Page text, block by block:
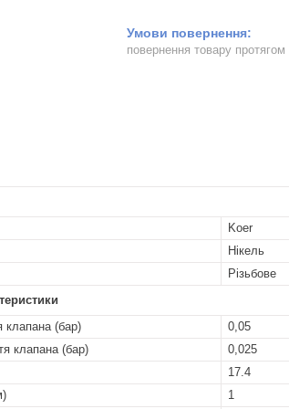
повернення товару
Koer
Нікель
Різьбове
клапана (бар)
0,05
клапана (бар)
0,025
17.4
1